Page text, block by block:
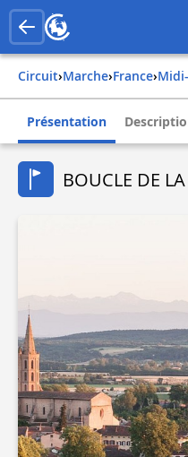
Circuit› Marche› france›
Présentation
BOUCLE DE